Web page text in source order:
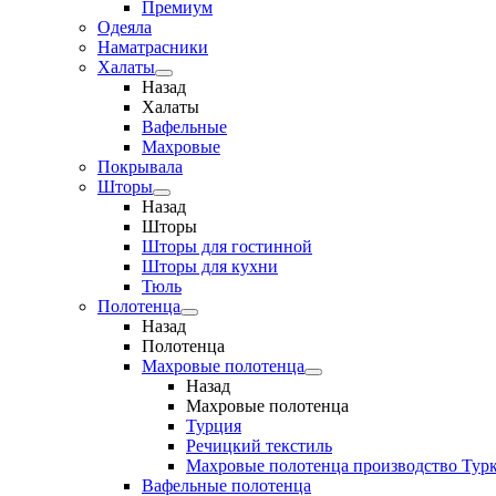
Премиум
Одеяла
Наматрасники
Халаты
Назад
Халаты
Вафельные
Махровые
Покрывала
Шторы
Назад
Шторы
Шторы для гостинной
Шторы для кухни
Тюль
Полотенца
Назад
Полотенца
Махровые полотенца
Назад
Махровые полотенца
Турция
Речицкий текстиль
Махровые полотенца производство
Вафельные полотенца